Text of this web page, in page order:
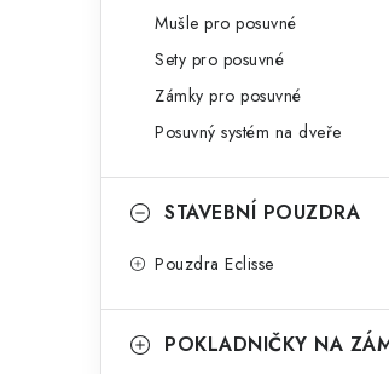
Mušle pro posuvné
Sety pro posuvné
Zámky pro posuvné
Posuvný systém na dveře
STAVEBNÍ POUZDRA
Pouzdra Eclisse
POKLADNIČKY NA